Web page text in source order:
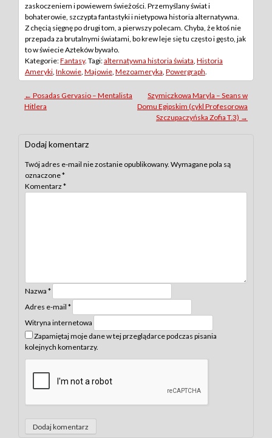
zaskoczeniem i powiewem świeżości. Przemyślany świat i
bohaterowie, szczypta fantastyki i nietypowa historia alternatywna.
Z chęcią sięgnę po drugi tom, a pierwszy polecam. Chyba, że ktoś nie
przepada za brutalnymi światami, bo krew leje się tu często i gęsto, jak
to w świecie Azteków bywało.
Kategorie:Fantasy. Tagi:alternatywna historia świata Historia
Ameryki Inkowie Majowie Mezoameryka Powergraph
Post
navigation
← Posadas Gervasio – Mentalista
Hitlera
Szymiczkowa Maryla – Seans w
Domu Egipskim (cykl Profesorowa
Szczupaczyńska Zofia T.3) →
Dodaj komentarz
Twój adres e-mail nie zostanie opublikowany. Wymagane pola są
oznaczone*
Komentarz *
Nazwa *
Adres e-mail *
Witryna internetowa
Zapamiętaj moje dane w tej przeglądarce podczas pisania
kolejnych komentarzy.